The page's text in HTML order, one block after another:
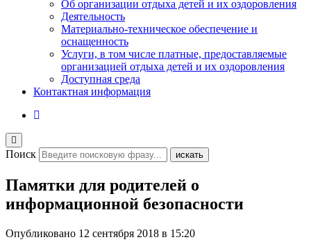
Об организации отдыха детей и их оздоровления
Деятельность
Материально-техническое обеспечение и
оснащенность
Услуги, в том числе платные, предоставляемые
организацией отдыха детей и их оздоровления
Доступная среда
Контактная информация
Поиск искать
Памятки для родителей о
информационной безопасности
Опубликовано 12 сентября 2018 в 15:20